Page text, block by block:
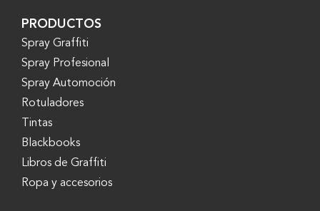
PRODUCTOS
Spray Graffiti
Spray Profesional
Spray Automoción
Rotuladores
Tintas
Blackbooks
Libros de Graffiti
Ropa y accesorios